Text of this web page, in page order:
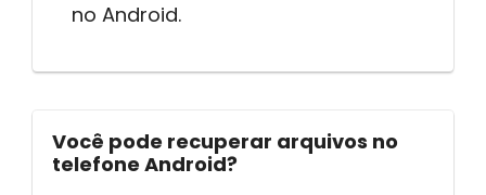
no Android.
Você pode recuperar arquivos no
telefone Android?